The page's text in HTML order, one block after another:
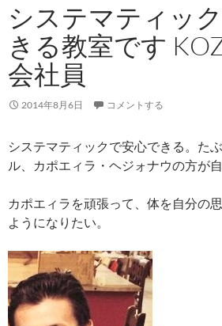
システマティッ
きる教室です
会社員
2014年8月6日 コメントする
システマティックで安心できる。た
ル、カポエィラ・ヘジォナウの方が自
カポエィラを頑張って、体を自分の
ようになりたい。